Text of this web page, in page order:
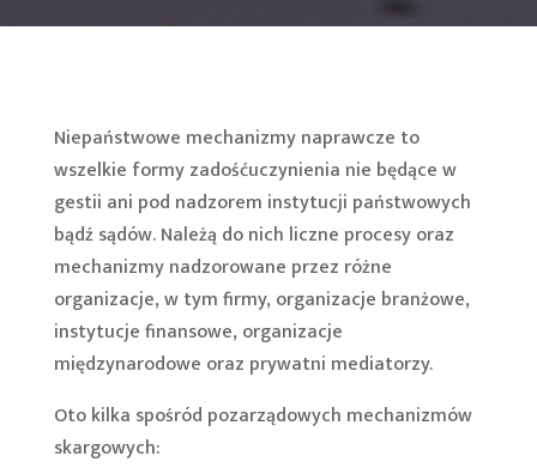
Niepaństwowe mechanizmy naprawcze to
wszelkie formy zadośćuczynienia nie będące w
gestii ani pod nadzorem instytucji państwowych
bądź sądów. Należą do nich liczne procesy oraz
mechanizmy nadzorowane przez różne
organizacje, w tym firmy, organizacje branżowe,
instytucje finansowe, organizacje
międzynarodowe oraz prywatni mediatorzy.
Oto kilka spośród pozarządowych mechanizmów
skargowych: